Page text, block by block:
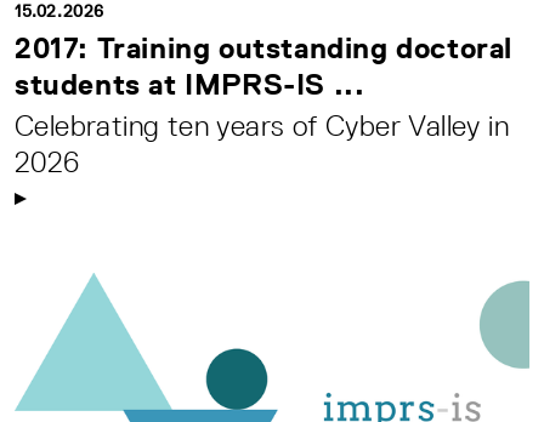
15.02.2026
2017: Training outstanding doctoral
students at IMPRS-IS ...
Celebrating ten years of Cyber Valley in
2026